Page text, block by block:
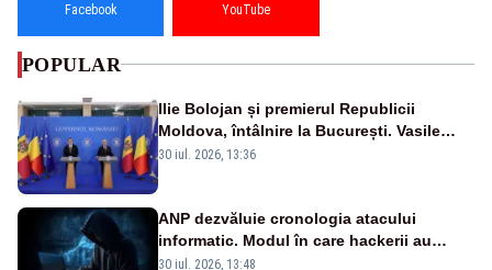
Facebook YouTube
POPULAR
Ilie Bolojan și premierul Republicii
Moldova, întâlnire la București. Vasile
Tofan, primit cu onoruri militare
30 iul. 2026, 13:36
ANP dezvăluie cronologia atacului
informatic. Modul în care hackerii au
pătruns în rețea rămâne necunoscut
30 iul. 2026, 13:48